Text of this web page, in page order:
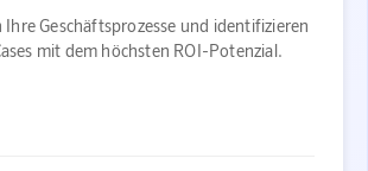
Ihre Geschäftsprozesse und identifizieren
mit dem höchsten ROI-Potenzial.